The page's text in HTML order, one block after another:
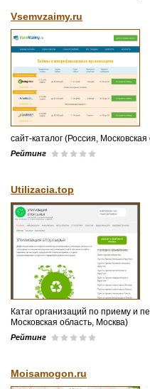
Vsemvzaimy.ru
сайт-каталог (Россия,
Рейтинг
Utilizacia.top
Катаг организаций по приему и
Московская область, Москва)
Рейтинг
Moisamogon.ru